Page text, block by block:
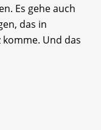
Es gehe auch
das in
Und das